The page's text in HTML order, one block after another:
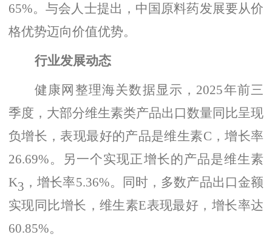
65%。与会人士提出，中国原料药发展要从价
格优势迈向价值优势。
行业发展动态
健康网整理海关数据显示， 2025年前三
季度，大部分维生素类产品出口数量同比呈现
负增长，表现最好的产品是维生素C，增长率
26.69%。另一个实现正增长的产品是维生素
K3 ，增长率5.36%。同时，多数产品出口金额
实现同比增长，维生素E表现最好，增长率达
60.85%。